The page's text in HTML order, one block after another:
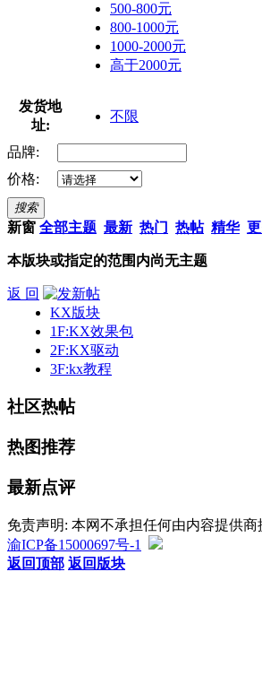
500-800元
800-1000元
1000-2000元
高于2000元
发货地
址:
不限
品牌:
价格:
搜索
新窗 全部主题 最新 热门 热帖 精华
本版块或指定的范围内尚无主题
返 回
KX版块
1F:KX效果包
2F:KX驱动
3F:kx教程
社区热帖
热图推荐
最新点评
免责声明: 本网不承担任何由内容提供
渝ICP备15000697号-1
返回顶部 返回版块